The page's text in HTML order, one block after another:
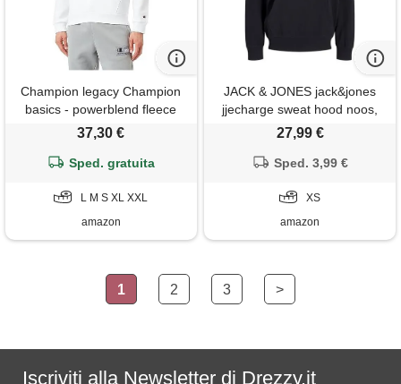
Champion legacy Champion
basics - powerblend fleece
felpa con cappuccio, bianco,
xl uomo fw23
37,30 €
Sped. gratuita
L M S XL XXL
amazon
JACK & JONES jack&jones
jjecharge sweat hood noos,
felpa con cappuccio uomo,
black,
27,99 €
Sped. 3,99 €
XS
amazon
1 2 3 >
Iscriviti alla Newsletter di Drezzy.it